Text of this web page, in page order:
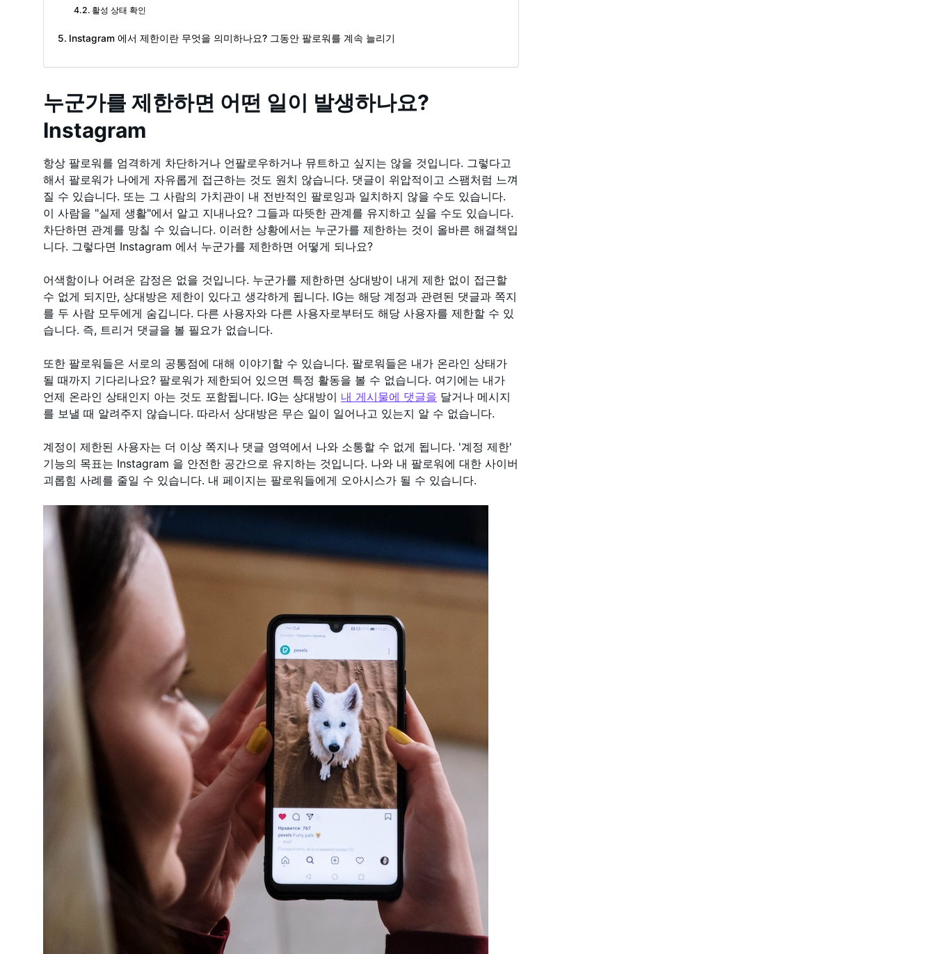
활성 상태 확인
Instagram 에서 제한이란 무엇을 의미하나요? 그동안 팔로워를 계속 늘리기
누군가를 제한하면 어떤 일이 발생하나요?
Instagram
항상 팔로워를 엄격하게 차단하거나 언팔로우하거나 뮤트하고 싶지는 않을 것입니다. 그렇다고
해서 팔로워가 나에게 자유롭게 접근하는 것도 원치 않습니다. 댓글이 위압적이고 스팸처럼 느껴
질 수 있습니다. 또는 그 사람의 가치관이 내 전반적인 팔로잉과 일치하지 않을 수도 있습니다.
이 사람을 "실제 생활"에서 알고 지내나요? 그들과 따뜻한 관계를 유지하고 싶을 수도 있습니다.
차단하면 관계를 망칠 수 있습니다. 이러한 상황에서는 누군가를 제한하는 것이 올바른 해결책입
니다. 그렇다면 Instagram 에서 누군가를 제한하면 어떻게 되나요?
어색함이나 어려운 감정은 없을 것입니다. 누군가를 제한하면 상대방이 내게 제한 없이 접근할
수 없게 되지만, 상대방은 제한이 있다고 생각하게 됩니다. IG는 해당 계정과 관련된 댓글과 쪽지
를 두 사람 모두에게 숨깁니다. 다른 사용자와 다른 사용자로부터도 해당 사용자를 제한할 수 있
습니다. 즉, 트리거 댓글을 볼 필요가 없습니다.
또한 팔로워들은 서로의 공통점에 대해 이야기할 수 있습니다. 팔로워들은 내가 온라인 상태가
될 때까지 기다리나요? 팔로워가 제한되어 있으면 특정 활동을 볼 수 없습니다. 여기에는 내가
언제 온라인 상태인지 아는 것도 포함됩니다. IG는 상대방이 내 게시물에 댓글을 달거나 메시지
를 보낼 때 알려주지 않습니다. 따라서 상대방은 무슨 일이 일어나고 있는지 알 수 없습니다.
계정이 제한된 사용자는 더 이상 쪽지나 댓글 영역에서 나와 소통할 수 없게 됩니다. '계정 제한'
기능의 목표는 Instagram 을 안전한 공간으로 유지하는 것입니다. 나와 내 팔로워에 대한 사이버
괴롭힘 사례를 줄일 수 있습니다. 내 페이지는 팔로워들에게 오아시스가 될 수 있습니다.